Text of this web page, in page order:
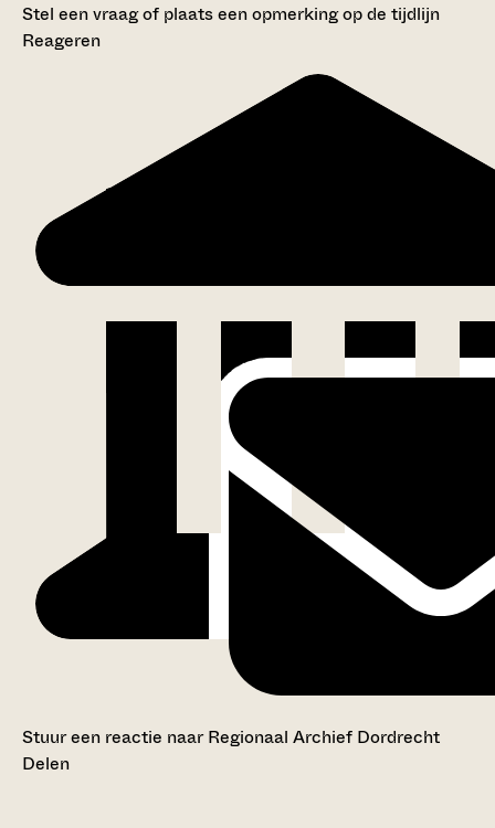
Stel een vraag of plaats een opmerking op de tijdlijn
Reageren
Stuur een reactie naar Regionaal Archief Dordrecht
Delen